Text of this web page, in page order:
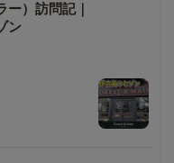
）訪問記｜
ン